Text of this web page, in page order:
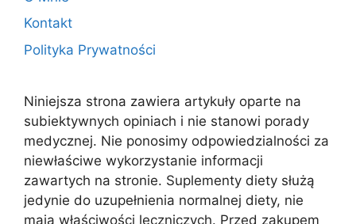
Kontakt
Polityka Prywatności
Niniejsza strona zawiera artykuły oparte na
subiektywnych opiniach i nie stanowi porady
medycznej. Nie ponosimy odpowiedzialności za
niewłaściwe wykorzystanie informacji
zawartych na stronie. Suplementy diety służą
jedynie do uzupełnienia normalnej diety, nie
mają właściwości leczniczych. Przed zakupem